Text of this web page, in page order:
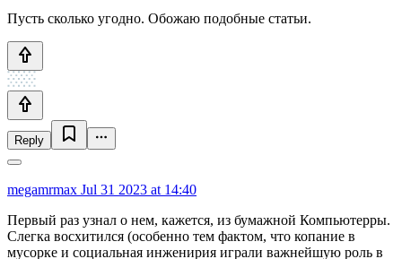
Пусть сколько угодно. Обожаю подобные статьи.
Reply
megamrmax Jul 31 2023 at 14:40
Первый раз узнал о нем, кажется, из бумажной Компьютерры.
Слегка восхитился (особенно тем фактом, что копание в
мусорке и социальная инженирия играли важнейшую роль в